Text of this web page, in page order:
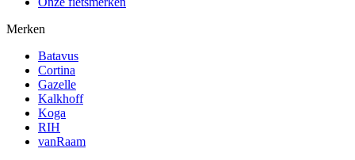
Merken
Batavus
Cortina
Gazelle
Kalkhoff
Koga
RIH
vanRaam